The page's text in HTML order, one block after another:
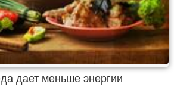
дает меньше энергии